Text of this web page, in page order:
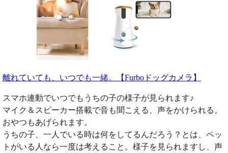
離れていても、いつでも一緒。【Furboドッグカメラ】
スマホ連動でいつでもうちの子の様子が見られます♪
マイク＆スピーカー搭載で音も聞こえる、声をかけられる。
おやつもあげられます。
うちの子、一人でいる時は何をしてるんだろう？とは、ペッ
トがいる人なら一度は考えること。様子を見られますし、声